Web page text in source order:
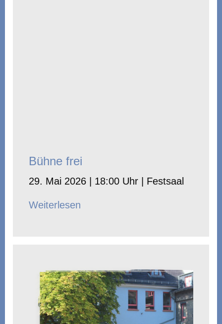
Bühne frei
29. Mai 2026 | 18:00 Uhr | Festsaal
Weiterlesen